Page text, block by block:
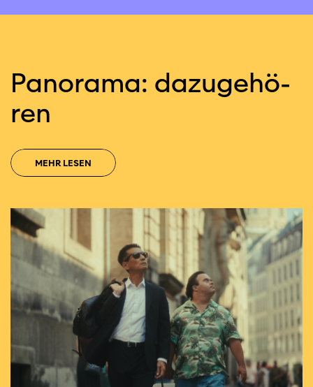
Pa­no­ra­ma: da­zu­ge­hö­
ren
MEHR LESEN